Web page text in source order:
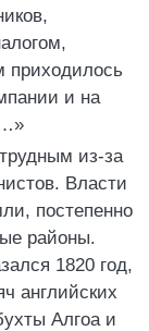
приходилось
и на
из-за
Власти
постепенно
районы.
1820 год,
английских
Алгоа и